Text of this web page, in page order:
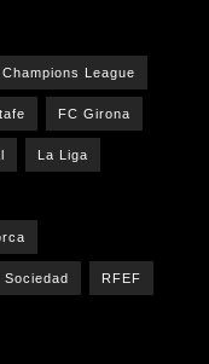
Champions League
FC Girona
La Liga
Sociedad RFEF